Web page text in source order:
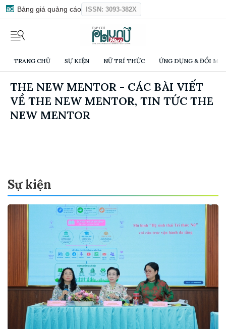
Bảng giá quảng cáo ISSN: 3093-382X
TRANG CHỦ SỰ KIỆN NỮ TRÍ THỨC ỨNG DỤNG & ĐỔI
THE NEW MENTOR - CÁC BÀI VIẾT
VỀ THE NEW MENTOR, TIN TỨC THE
NEW MENTOR
Sự kiện